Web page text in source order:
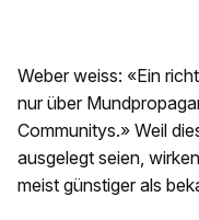
Weber weiss: «Ein
nur über
Communitys.» Weil
ausgelegt seien,
meist günstiger als